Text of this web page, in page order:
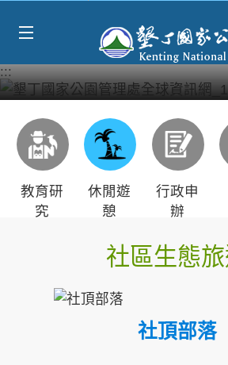
:::
教育研
究
休閒遊
憩
行政申
辦
社區生態
社頂部落